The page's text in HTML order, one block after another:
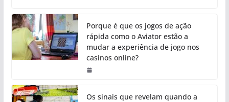
Porque é que os jogos de ação
rápida como o Aviator estão a
mudar a experiência de jogo nos
casinos online?
Os sinais que revelam quando a